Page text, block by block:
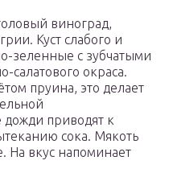
виноград,
Куст слабого и
зеленные с зубчатыми
салатового окраса.
пруина, это делает
приводят к
сока. Мякоть
На вкус напоминает